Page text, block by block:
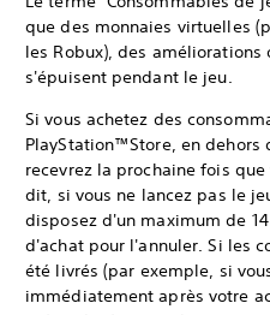
que des monnaies virtuelles
les Robux), des
s'épuisent pendant le jeu.
Si vous achetez des
PlayStation™Store, en dehors
recevrez la prochaine fois
dit, si vous ne lancez pas le
disposez d'un maximum de
d'achat pour l'annuler. Si les
été livrés (par exemple, si
immédiatement après votre